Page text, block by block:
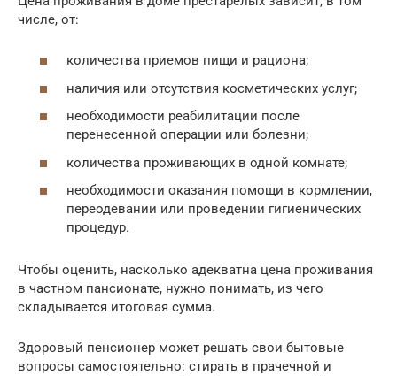
числе, от:
количества приемов пищи и рациона;
наличия или отсутствия косметических услуг;
необходимости реабилитации после
перенесенной операции или болезни;
количества проживающих в одной комнате;
необходимости оказания помощи в кормлении,
переодевании или проведении гигиенических
процедур.
Чтобы оценить, насколько адекватна цена проживания
в частном пансионате, нужно понимать, из чего
складывается итоговая сумма.
Здоровый пенсионер может решать свои бытовые
вопросы самостоятельно: стирать в прачечной и